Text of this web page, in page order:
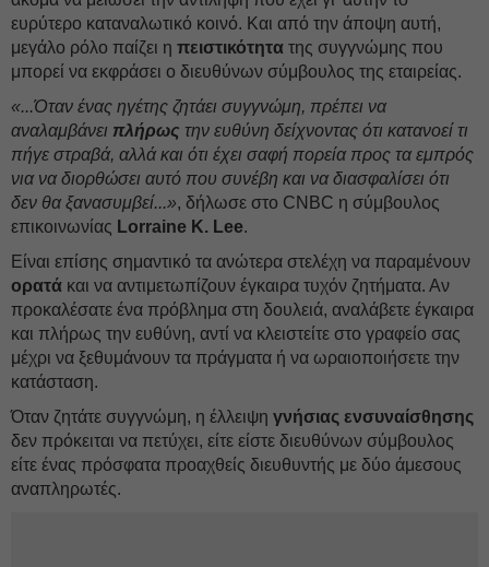
ευρύτερο καταναλωτικό κοινό. Και από την άποψη αυτή,
μεγάλο ρόλο παίζει η πειστικότητα της συγγνώμης που
μπορεί να εκφράσει ο διευθύνων σύμβουλος της εταιρείας.
«...Όταν ένας ηγέτης ζητάει συγγνώμη, πρέπει να
αναλαμβάνει πλήρως την ευθύνη δείχνοντας ότι κατανοεί τι
πήγε στραβά, αλλά και ότι έχει σαφή πορεία προς τα εμπρός
νια να διορθώσει αυτό που συνέβη και να διασφαλίσει ότι
δεν θα ξανασυμβεί...», δήλωσε στο CNBC η σύμβουλος
επικοινωνίας Lorraine Κ. Lee.
Είναι επίσης σημαντικό τα ανώτερα στελέχη να παραμένουν
ορατά και να αντιμετωπίζουν έγκαιρα τυχόν ζητήματα. Αν
προκαλέσατε ένα πρόβλημα στη δουλειά, αναλάβετε έγκαιρα
και πλήρως την ευθύνη, αντί να κλειστείτε στο γραφείο σας
μέχρι να ξεθυμάνουν τα πράγματα ή να ωραιοποιήσετε την
κατάσταση.
Όταν ζητάτε συγγνώμη, η έλλειψη γνήσιας ενσυναίσθησης
δεν πρόκειται να πετύχει, είτε είστε διευθύνων σύμβουλος
είτε ένας πρόσφατα προαχθείς διευθυντής με δύο άμεσους
αναπληρωτές.